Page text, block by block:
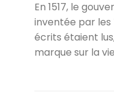
En 1517, le
inventée par les
écrits étaient
marque sur la